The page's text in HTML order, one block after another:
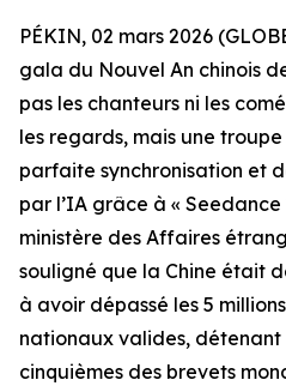
PÉKIN, 02 mars 2026
gala du Nouvel An chinois
pas les chanteurs ni les
les regards, mais une
parfaite synchronisation et
par l’IA grâce à «
ministère des Affaires
souligné que la Chine était
à avoir dépassé les 5
nationaux valides, détenant
cinquièmes des brevets